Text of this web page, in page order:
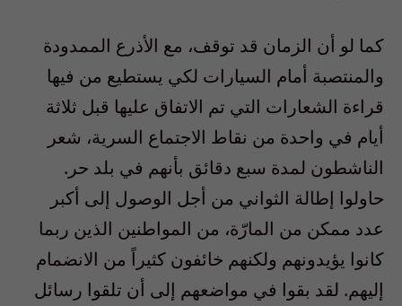
كما لو أن الزمان قد توقف، مع الأذرع الممدودة
والمنتصبة أمام السيارات لكي يستطيع من فيها
قراءة الشعارات التي تم الاتفاق عليها قبل ثلاثة
أيام في واحدة من نقاط الاجتماع السرية، شعر
الناشطون لمدة سبع دقائق بأنهم في بلد حر.
حاولوا إطالة الثواني من أجل الوصول إلى أكبر
عدد ممكن من المارّة، من المواطنين الذين ربما
كانوا يؤيدونهم ولكنهم خائفون كثيراً من الانضمام
إليهم. لقد بقوا في مواضعهم إلى أن تلقوا رسائل